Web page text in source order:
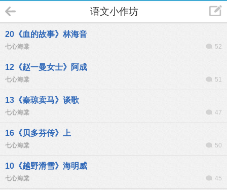
语文小作坊
20《血的故事》林海音
七心海棠 52
12《赵一曼女士》阿成
七心海棠 51
13《秦琼卖马》谈歌
七心海棠 47
16《贝多芬传》上
七心海棠 50
10《越野滑雪》海明威
七心海棠 45